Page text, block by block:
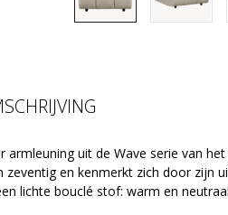
armleuning uit de Wave serie van
zeventig en kenmerkt zich door zijn
lichte bouclé stof: warm en